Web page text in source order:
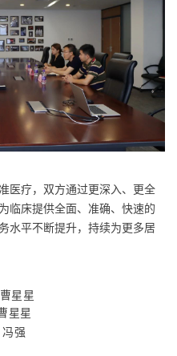
医疗，双方通过更深入、更全
临床提供全面、准确、快速的
水平不断提升，持续为更多居
星星
星星
强